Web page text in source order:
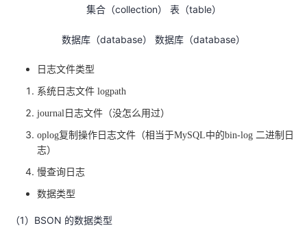
学
我
的
我
持
的
技
我
的
集合（collection） 表（table）
数据库（database） 数据库（database）
日志文件类型
系统日志文件 logpath
journal日志文件（没怎么用过）
oplog复制操作日志文件（相当于MySQL中的bin-log 二进制日
志）
慢查询日志
数据类型
（1）BSON 的数据类型